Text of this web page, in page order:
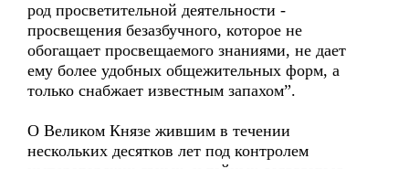
род просветительной деятельности -
просвещения безазбучного, которое не
обогащает просвещаемого знаниями, не дает
ему более удобных общежительных форм, а
только снабжает известным запахом”.
О Великом Князе жившим в течении
нескольких десятков лет под контролем